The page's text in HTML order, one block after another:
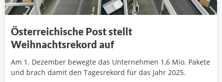
Österreichische Post stellt
Weihnachtsrekord auf
Am 1. Dezember bewegte das Unternehmen 1,6 Mio. Pakete
und brach damit den Tagesrekord für das Jahr 2025.